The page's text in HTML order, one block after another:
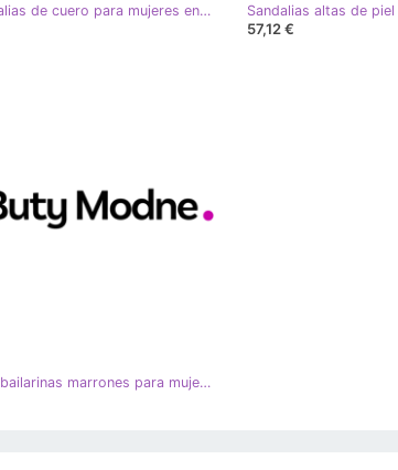
Edeo Sandalias de cuero para mujeres en Szpilka 3344 Rude amarillo
57,12 €
Edeo 1527 bailarinas marrones para mujer negro marrón amarillo